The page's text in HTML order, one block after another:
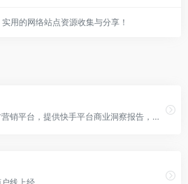
用的网络站点资源收集与分享！
磁力引擎是快手官方营销平台，提供快手平台商业洞察报告，权威行业洞察，为您提供营销新视角。